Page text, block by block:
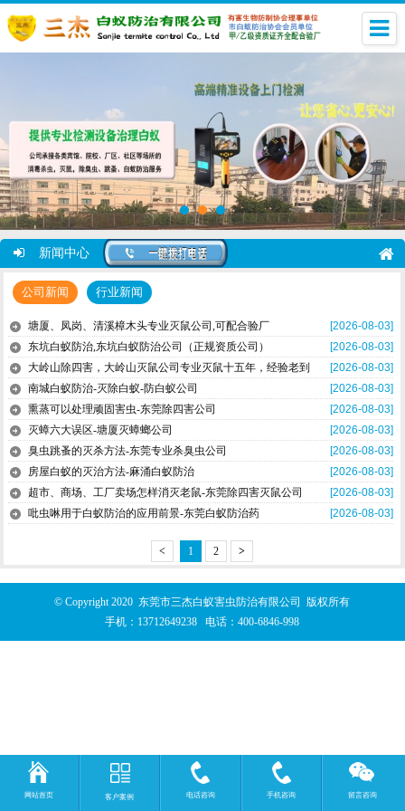
新闻中心
公司新闻 行业新闻
[2026-08-03]
塘厦、凤岗、清溪樟木头专业灭鼠公司,可配合验厂
[2026-08-03]
东坑白蚁防治,东坑白蚁防治公司（正规资质公司）
[2026-08-03]
大岭山除四害，大岭山灭鼠公司专业灭鼠十五年，经验老到
[2026-08-03]
南城白蚁防治-灭除白蚁-防白蚁公司
[2026-08-03]
熏蒸可以处理顽固害虫-东莞除四害公司
[2026-08-03]
灭蟑六大误区-塘厦灭蟑螂公司
[2026-08-03]
臭虫跳蚤的灭杀方法-东莞专业杀臭虫公司
[2026-08-03]
房屋白蚁的灭治方法-麻涌白蚁防治
[2026-08-03]
超市、商场、工厂卖场怎样消灭老鼠-东莞除四害灭鼠公司
[2026-08-03]
吡虫啉用于白蚁防治的应用前景-东莞白蚁防治药
< 1 2 >
© Copyright 2020 东莞市三杰白蚁害虫防治有限公司 版权所有
手机： 13712649238 电话：400-6846-998
网站首页 客户案例 电话咨询 手机咨询 留言咨询